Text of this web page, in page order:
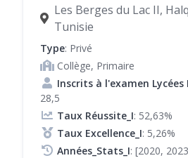
Les Berges du Lac II,
Tunisie
Type: Privé
Collège, Primaire
Inscrits à l'examen
28,5
Taux Réussite_I: 52,63%
Taux Excellence_I: 5,26%
Années_Stats_I: [2020,